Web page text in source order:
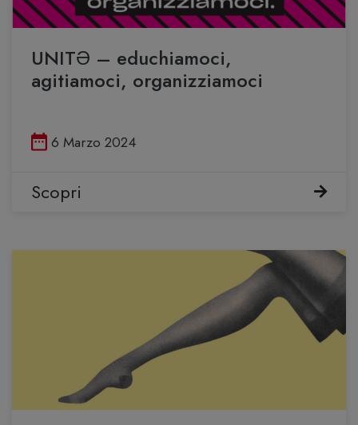
UNITƏ – educhiamoci,
agitiamoci, organizziamoci
Pubblicato il
6 Marzo 2024
Scopri